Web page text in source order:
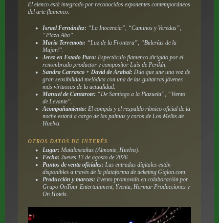
El elenco está integrado por reconocidos exponentes contemporáneos
del arte flamenco:
Israel Fernández: “La Inocencia”, “Caminos y Veredas”,
“Plaza Alta”.
María Terremoto: “Luz de la Frontera”, “Bulerías de la
Majarí”.
Jerez en Estado Puro: Espectáculo flamenco dirigido por el
renombrado productor y compositor Luis de Perikín.
Sandra Carrasco + David de Arahal: Dúo que une una voz de
gran sensibilidad melódica con una de las guitarras jóvenes
más virtuosas de la actualidad.
Manuel de Cantarote: “De Santiago a la Plazuela”, “Viento
de Levante”.
Acompañamiento: El compás y el respaldo rítmico oficial de la
noche estará a cargo de las palmas y coros de Los Mellis de
Huelva.
OTROS DATOS DE INTERÉS
Lugar: Matalascañas (Almonte, Huelva).
Fecha: Jueves 13 de agosto de 2026.
Puntos de venta oficiales: Las entradas digitales están
disponibles a través de la plataforma de ticketing Giglon.com.
Producción y marcas: Evento promovido en colaboración por
Grupo OnTour Entertainment, Yventu, Hermar Producciones y
On Hotels.